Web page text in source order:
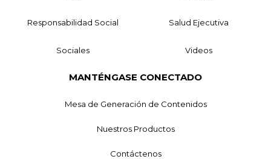
Responsabilidad Social Salud Ejecutiva
Sociales Videos
MANTÉNGASE CONECTADO
Mesa de Generación de Contenidos
Nuestros Productos
Contáctenos